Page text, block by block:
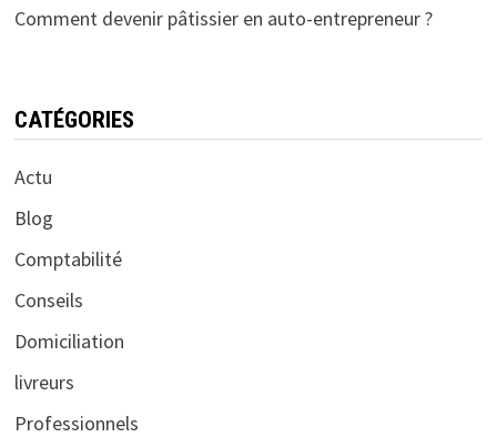
Comment devenir pâtissier en auto-entrepreneur ?
CATÉGORIES
Actu
Blog
Comptabilité
Conseils
Domiciliation
livreurs
Professionnels